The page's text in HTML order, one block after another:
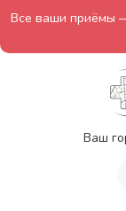
Все ваши приёмы
Ваш